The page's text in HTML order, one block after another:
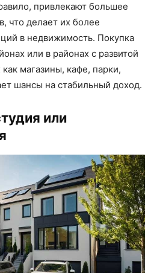
привлекают большее
что делает их более
в недвижимость. Покупка
или в районах с развитой
магазины, кафе, парки,
шансы на стабильный доход.
или